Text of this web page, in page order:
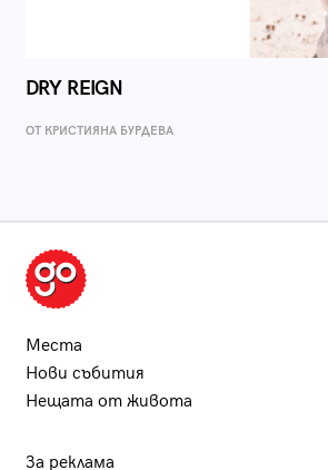
DRY REIGN
ОТ КРИСТИЯНА БУРДЕВА
Места
Нови събития
Нещата от живота
За реклама